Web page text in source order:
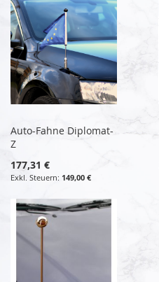
Auto-Fahne Diplomat-
Z
177,31 €
149,00 €